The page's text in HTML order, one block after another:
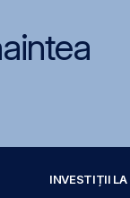
INVESTIȚII LA